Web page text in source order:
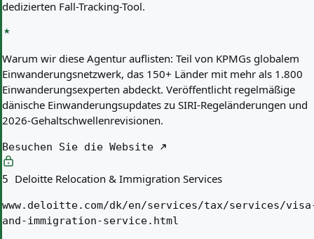
dedizierten Fall-Tracking-Tool.
Warum wir diese Agentur auflisten: Teil von KPMGs globalem
Einwanderungsnetzwerk, das 150+ Länder mit mehr als 1.800
Einwanderungsexperten abdeckt. Veröffentlicht regelmäßige
dänische Einwanderungsupdates zu SIRI-Regeländerungen und
2026-Gehaltschwellenrevisionen.
Besuchen Sie die Website
5 Deloitte Relocation & Immigration Services
www.deloitte.com/dk/en/services/tax/services/
and-immigration-service.html